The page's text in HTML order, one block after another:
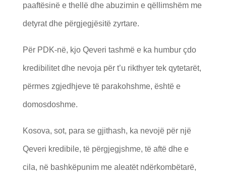
paaftësinë e thellë dhe abuzimin e qëllimshëm me
detyrat dhe përgjegjësitë zyrtare.
Për PDK-në, kjo Qeveri tashmë e ka humbur çdo
kredibilitet dhe nevoja për t’u rikthyer tek qytetarët,
përmes zgjedhjeve të parakohshme, është e
domosdoshme.
Kosova, sot, para se gjithash, ka nevojë për një
Qeveri kredibile, të përgjegjshme, të aftë dhe e
cila, në bashkëpunim me aleatët ndërkombëtarë,